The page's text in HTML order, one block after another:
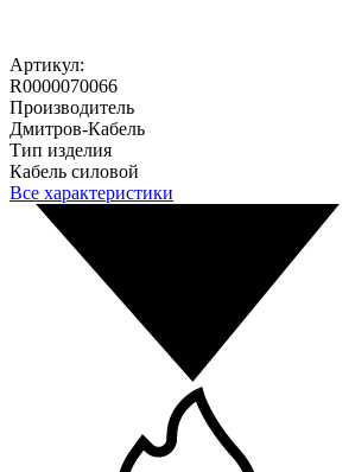
Артикул:
R0000070066
Производитель
Дмитров-Кабель
Тип изделия
Кабель силовой
Все характеристики